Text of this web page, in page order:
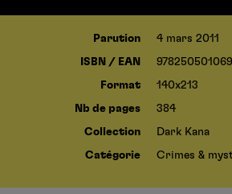
Parution 4 mars 2011
ISBN / EAN
Format 140x213
Nb de pages 384
Collection Dark Kana
Catégorie Crimes &